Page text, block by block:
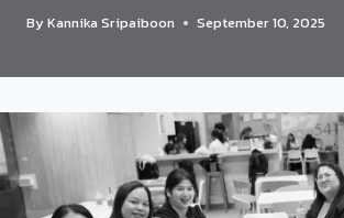
By Kannika Sripaiboon September 10, 2025